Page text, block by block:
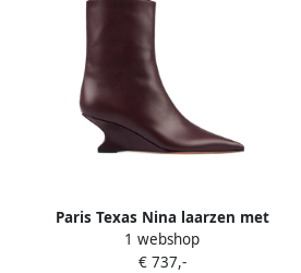
Paris Texas Nina laarzen met
puntige neus Rood
1 webshop
€ 737,-